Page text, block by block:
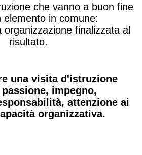
che vanno a buon fine
elemento in comune:
finalizzata al
risultato.
una visita d'istruzione
impegno,
attenzione ai
organizzativa.